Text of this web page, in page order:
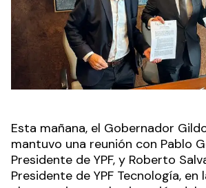
Esta mañana, el Gobernador
mantuvo una reunión con Pablo
Presidente de YPF, y Roberto
Presidente de YPF Tecnología, en